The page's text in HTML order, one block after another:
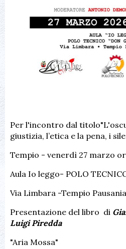
Per l'incontro dal
giustizia, l’etica e la pena, i
Tempio - venerdì 27 marzo
Aula Io leggo- POLO
Via Limbara -Tempio Pausania
Presentazione del libro di
Luigi Piredda
"Aria Mossa"